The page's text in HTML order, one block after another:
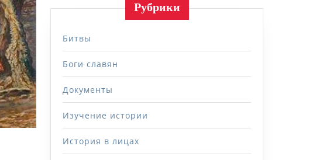
Рубрики
Битвы
Боги славян
Документы
Изучение истории
История в лицах